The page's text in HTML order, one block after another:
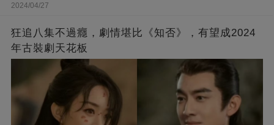
2024/04/27
狂追八集不過癮，劇情堪比《知否》，有望成2024
年古裝劇天花板